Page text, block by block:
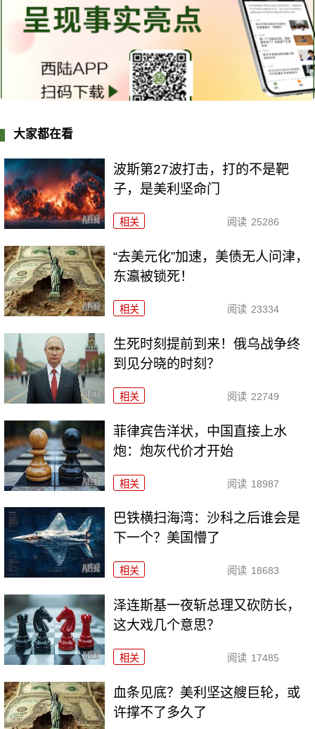
大家都在看
波斯第27波打击，打的不是靶
子，是美利坚命门
相关 阅读 25286
“去美元化”加速，美债无人问津，
东瀛被锁死！
相关 阅读 23334
生死时刻提前到来！俄乌战争终
到见分晓的时刻？
相关 阅读 22749
菲律宾告洋状，中国直接上水
炮：炮灰代价才开始
相关 阅读 18987
巴铁横扫海湾：沙科之后谁会是
下一个？美国懵了
相关 阅读 18683
泽连斯基一夜斩总理又砍防长，
这大戏几个意思？
相关 阅读 17485
血条见底？美利坚这艘巨轮，或
许撑不了多久了